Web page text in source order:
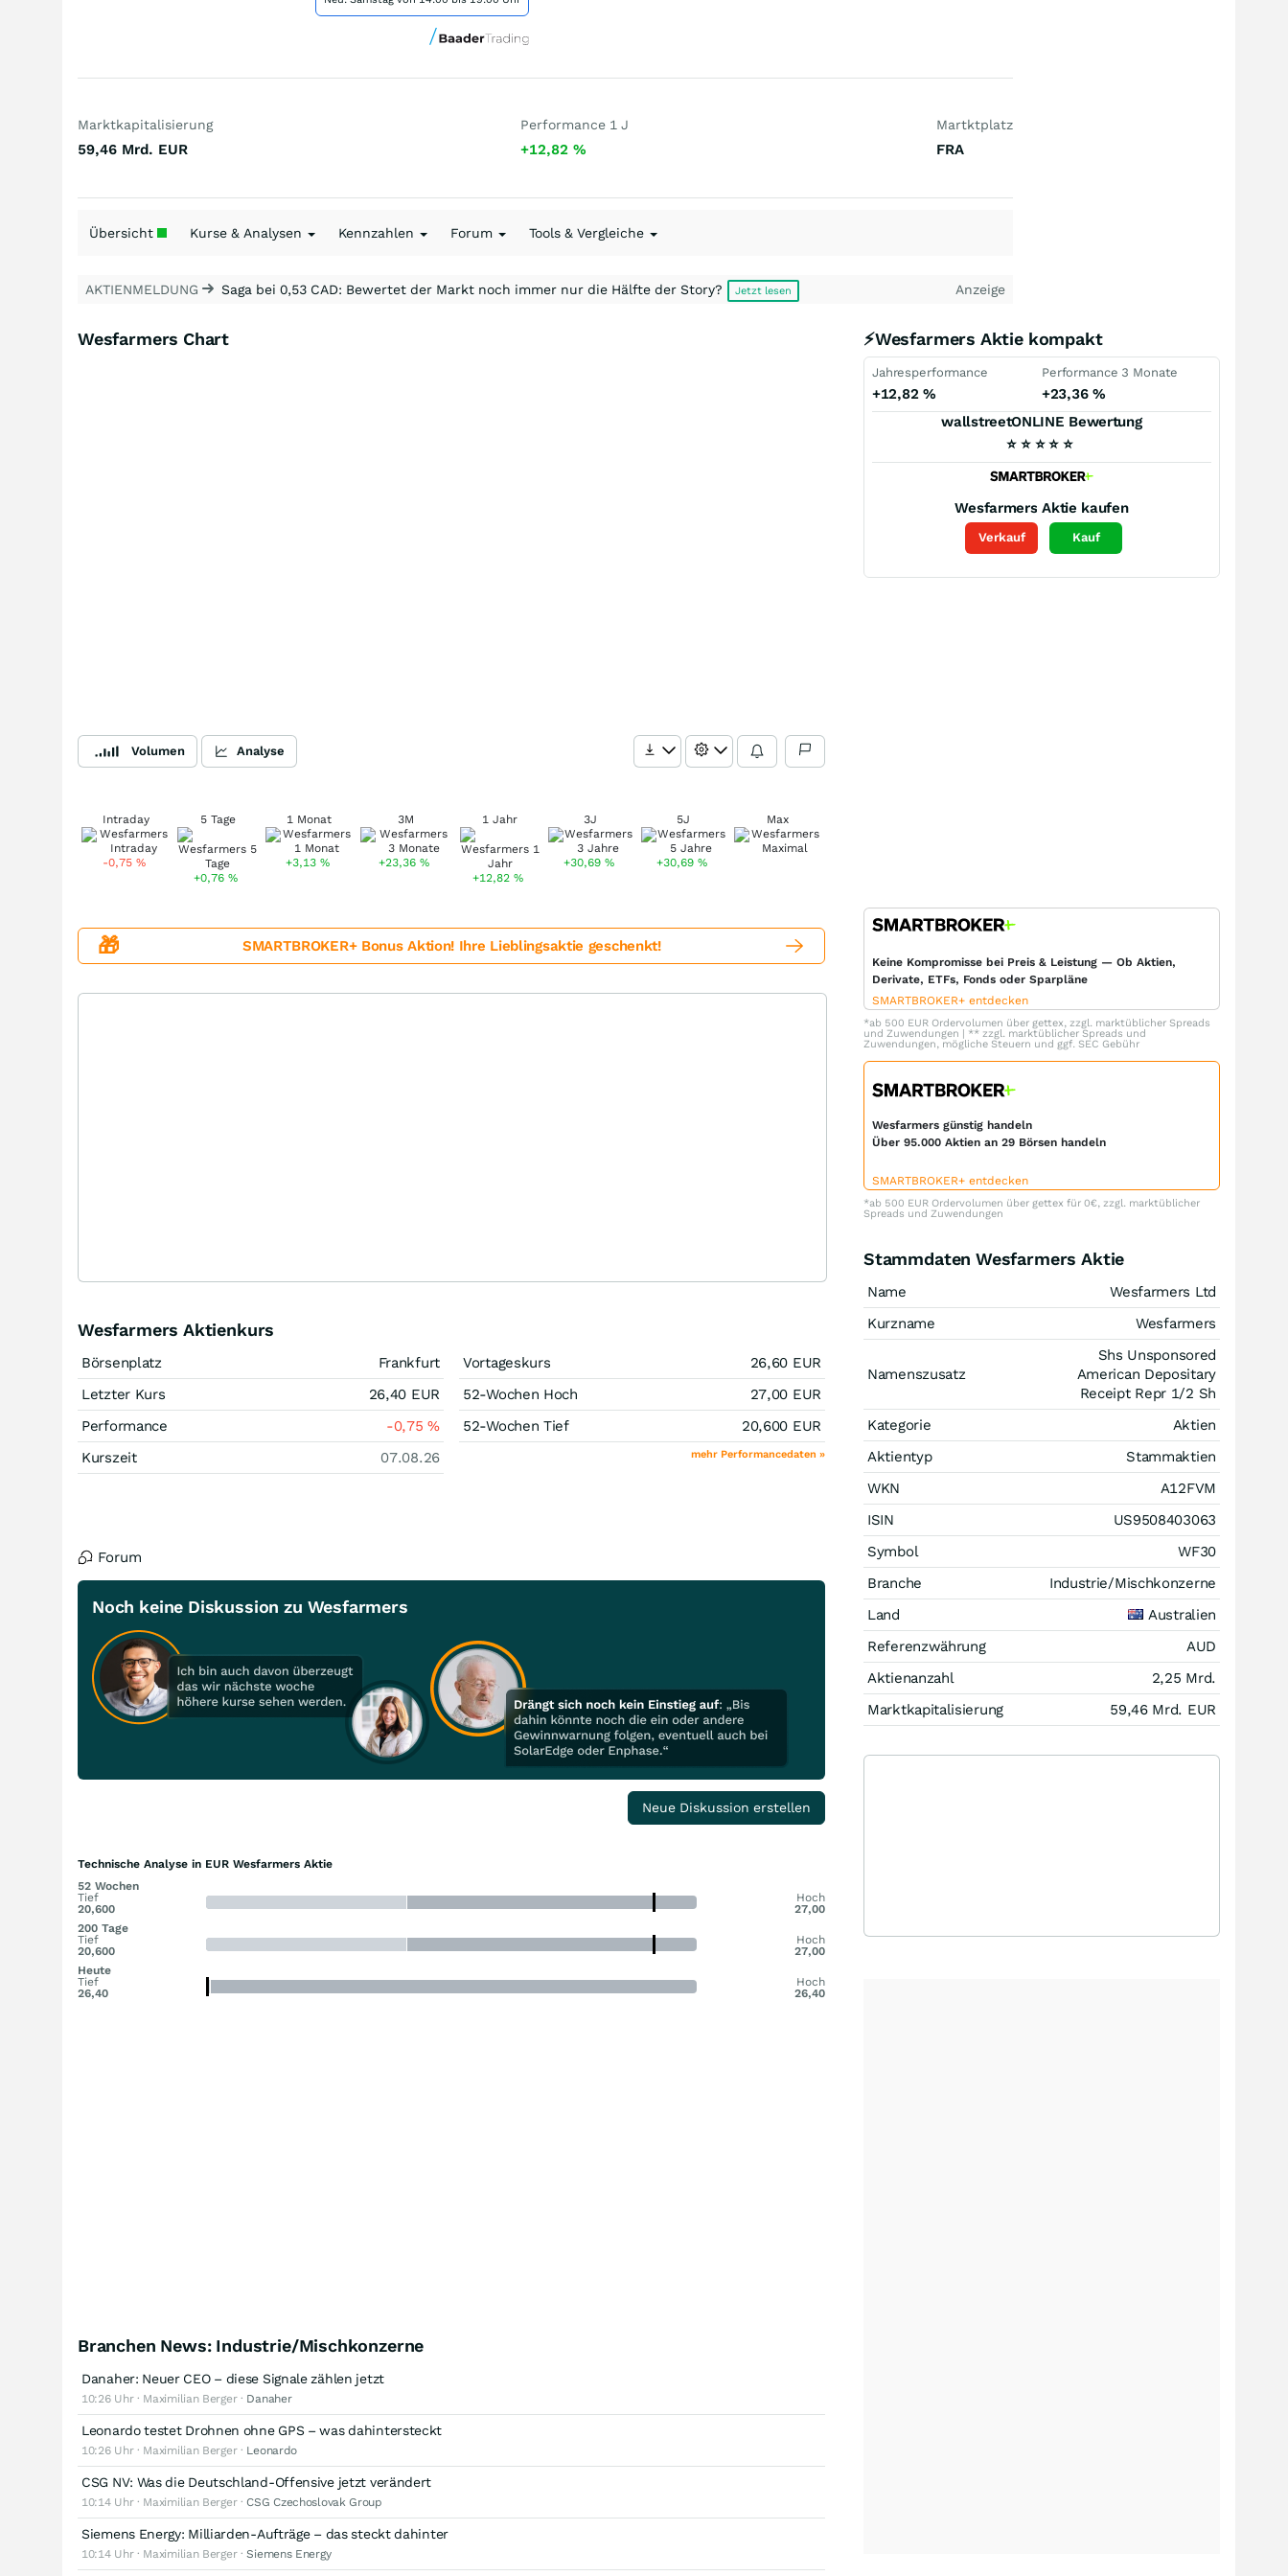
Marktkapitalisierung
59,46 Mrd. EUR
Performance 1 J
+12,82 %
Martktplatz
FRA
Übersicht Kurse & Analysen Kennzahlen Forum Tools & Vergleiche
AKTIENMELDUNG Saga bei 0,53 CAD: Bewertet der Markt noch immer nur die Hälfte der Story? Jetzt lesen Anzeige
Wesfarmers Chart
Volumen Analyse
Intraday
-0,75 %
5 Tage
+0,76%
1 Monat
+3,13 %
3M
+23,36%
1 Jahr
+12,82%
3J
+30,69 %
5J
+30,69 %
Max
⚡Wesfarmers Aktie kompakt
Jahresperformance
+12,82 %
Performance 3 Monate
+23,36 %
wallstreetONLINE Bewertung
⭐ ⭐ ⭐ ⭐ ⭐
Wesfarmers Aktie kaufen
Verkauf Kauf
🎁 SMARTBROKER+ Bonus Aktion! Ihre Lieblingsaktie geschenkt!
Wesfarmers Aktienkurs
Börsenplatz
Frankfurt
Letzter Kurs
26,40 EUR
Performance
-0,75%
Kurszeit
07.08.26
Vortageskurs 26,60 EUR
52-Wochen Hoch
27,00 EUR
52-Wochen Tief
20,600 EUR
mehr Performancedaten »
Forum
Noch keine Diskussion zu Wesfarmers
Neue Diskussion erstellen
Technische Analyse in EUR Wesfarmers Aktie
52 Wochen
Tief
20,600
Hoch
27,00
200 Tage
Tief
20,600
Hoch
27,00
Heute
Tief
26,40
Hoch
26,40
Branchen News: Industrie/Mischkonzerne
Danaher: Neuer CEO – diese Signale zählen jetzt
10:26 Uhr · Maximilian Berger · Danaher
Leonardo testet Drohnen ohne GPS – was dahintersteckt
10:26 Uhr · Maximilian Berger · Leonardo
CSG NV: Was die Deutschland-Offensive jetzt verändert
10:14 Uhr · Maximilian Berger ·CSG Czechoslovak Group
Siemens Energy: Milliarden-Aufträge – das steckt dahinter
10:14 Uhr · Maximilian Berger ·Siemens Energy
Keine Kompromisse bei Preis & Leistung — Ob Aktien,
Derivate, ETFs, Fonds oder Sparpläne
SMARTBROKER+ entdecken
*ab 500 EUR Ordervolumen über gettex, zzgl. marktüblicher Spreads
und Zuwendungen | ** zzgl. marktüblicher Spreads und
Zuwendungen, mögliche Steuern und ggf. SEC Gebühr
Wesfarmers günstig handeln
Über 95.000 Aktien an 29 Börsen handeln
SMARTBROKER+ entdecken
*ab 500 EUR Ordervolumen über gettex für 0€, zzgl. marktüblicher
Spreads und Zuwendungen
Stammdaten Wesfarmers Aktie
Name
Wesfarmers Ltd
Kurzname
Wesfarmers
Namenszusatz
Shs Unsponsored
American Depositary
Receipt Repr 1/2 Sh
Kategorie
Aktien
Aktientyp
Stammaktien
WKN
A12FVM
ISIN
US9508403063
Symbol
WF30
Branche
Industrie/Mischkonzerne
Land
Australien
Referenzwährung
AUD
Aktienanzahl
2,25 Mrd.
Marktkapitalisierung
59,46 Mrd. EUR